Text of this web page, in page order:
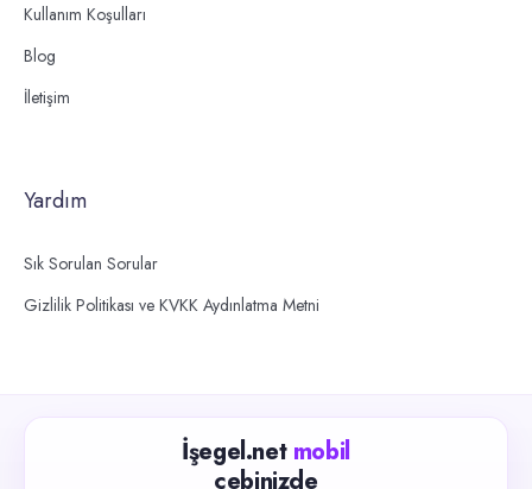
Kullanım Koşulları
Blog
İletişim
Yardım
Sık Sorulan Sorular
Gizlilik Politikası ve KVKK Aydınlatma Metni
İşegel.net mobil
cebinizde